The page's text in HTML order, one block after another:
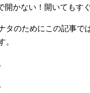
かない！開いてもす
タのためにこの記事で
。